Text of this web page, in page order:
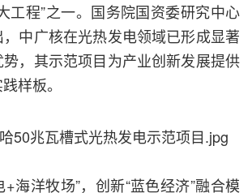
工程”之一。国务院国资委研究中心
中广核在光热发电领域已形成显著
，其示范项目为产业创新发展提供
样板。
+海洋牧场”，创新“蓝色经济”融合模